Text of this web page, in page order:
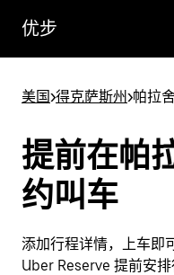
优步
美国>得克萨斯州>帕拉
提前在帕
约叫车
添加行程详情，上车即
Uber Reserve 提前安